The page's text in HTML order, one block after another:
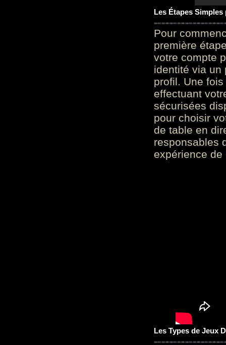
Les Étapes
Pour
première
votre compte
identité via un
profil. Une
effectuant
sécurisées
pour choisir
de table en
responsables
expérience
Les Types de Jeux